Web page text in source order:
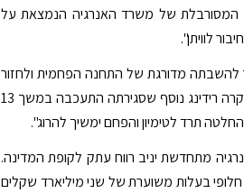
המסורבלת של משרד האנרגיה הנמצאת על
לוויתן".
להשבתה מדורגת של התחנה הפחמית ולחזור
בו מהתנאים שהציב לסגירה. לבל יהיה לנו מקרה רידינג נוסף שסגירתה התעכבה במשך 13
תרד לטימיון והפחם ימשיך להרוג".
מתחדשת יניב רווח עתק לקופת המדינה.
חלופי בעלות משוערת של שני מיליארד שקלים